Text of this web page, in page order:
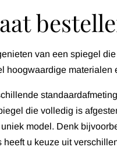
van een spiegel
hoogwaardige
die volledig is
model. Denk
u keuze uit